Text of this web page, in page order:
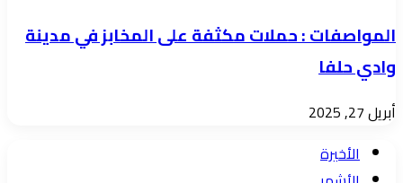
المواصفات : حملات مكثفة على المخابز في مدينة
وادي حلفا
أبريل 27, 2025
الأخيرة